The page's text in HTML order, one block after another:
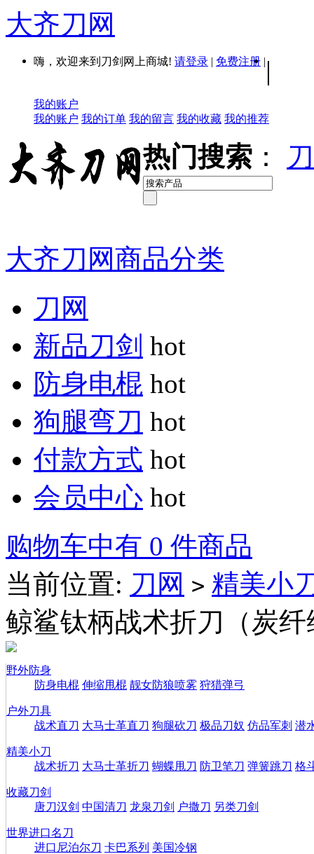
大齐刀网
嗨，欢迎来到刀剑网上商城! 请登录 | 免费注册 | |
我的账户
我的账户 我的订单 我的留言 我的收藏 我的推荐
热门搜索 ：
大齐刀网商品分类
刀网
新品刀剑 hot
防身电棍 hot
狗腿弯刀 hot
付款方式 hot
会员中心 hot
购物车中有 0 件商品
当前位置: 刀网 > 精美小
鲸鲨钛柄战术折刀（炭纤
野外防身
防身电棍 伸缩甩棍 靓女防狼喷雾 狩猎弹弓
户外刀具
战术直刀 大马士革直刀 狗腿砍刀 极品刀奴 仿品军刺 潜
精美小刀
战术折刀 大马士革折刀 蝴蝶甩刀 防卫笔刀 弹簧跳刀 格
收藏刀剑
唐刀汉剑 中国清刀 龙泉刀剑 户撒刀 另类刀剑
世界进口名刀
进口尼泊尔刀 卡巴系列 美国冷钢